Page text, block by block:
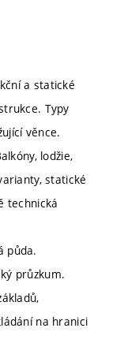
a statické
Typy
věnce.
lodžie,
statické
technická
půda.
průzkum.
na hranici